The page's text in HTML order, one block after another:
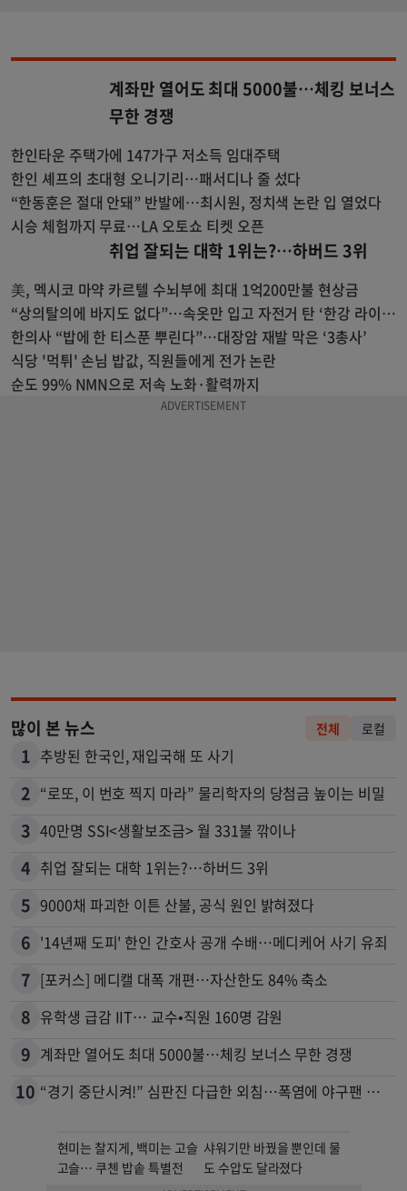
계좌만 열어도 최대 5000불…체킹 보너스
무한 경쟁
한인타운 주택가에 147가구 저소득 임대주택
한인 셰프의 초대형 오니기리…패서디나 줄 섰다
“한동훈은 절대 안돼” 반발에…최시원, 정치색 논란 입 열었다
시승 체험까지 무료…LA 오토쇼 티켓 오픈
취업 잘되는 대학 1위는?…하버드 3위
美, 멕시코 마약 카르텔 수뇌부에 최대 1억200만불 현상금
“상의탈의에 바지도 없다”…속옷만 입고 자전거 탄 ‘한강 라이
더’
한의사 “밥에 한 티스푼 뿌린다”…대장암 재발 막은 ‘3총사’
식당 '먹튀' 손님 밥값, 직원들에게 전가 논란
순도 99% NMN으로 저속 노화·활력까지
많이 본 뉴스 전체 로컬
1 추방된 한국인, 재입국해 또 사기
2 “로또, 이 번호 찍지 마라” 물리학자의 당첨금 높이는 비밀
3 40만명 SSI<생활보조금> 월 331불 깎이나
4 취업 잘되는 대학 1위는?…하버드 3위
5 9000채 파괴한 이튼 산불, 공식 원인 밝혀졌다
6 '14년째 도피' 한인 간호사 공개 수배…메디케어 사기 유죄
7 [포커스] 메디캘 대폭 개편…자산한도 84% 축소
8 유학생 급감 IIT… 교수•직원 160명 감원
9 계좌만 열어도 최대 5000불…체킹 보너스 무한 경쟁
10 “경기 중단시켜!” 심판진 다급한 외침…폭염에 야구팬 쓰러졌다
현미는 찰지게, 백미는 고슬
고슬… 쿠첸 밥솥 특별전
샤워기만 바꿨을 뿐인데 물
도 수압도 달라졌다